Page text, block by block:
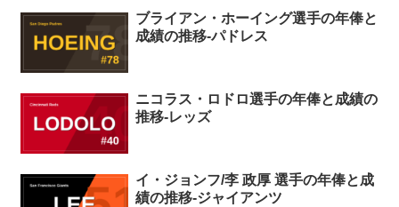
ブライアン・ホーイング選手の年俸と
成績の推移-パドレス
ニコラス・ロドロ選手の年俸と成績の
推移-レッズ
イ・ジョンフ/李 政厚 選手の年俸と成
績の推移-ジャイアンツ